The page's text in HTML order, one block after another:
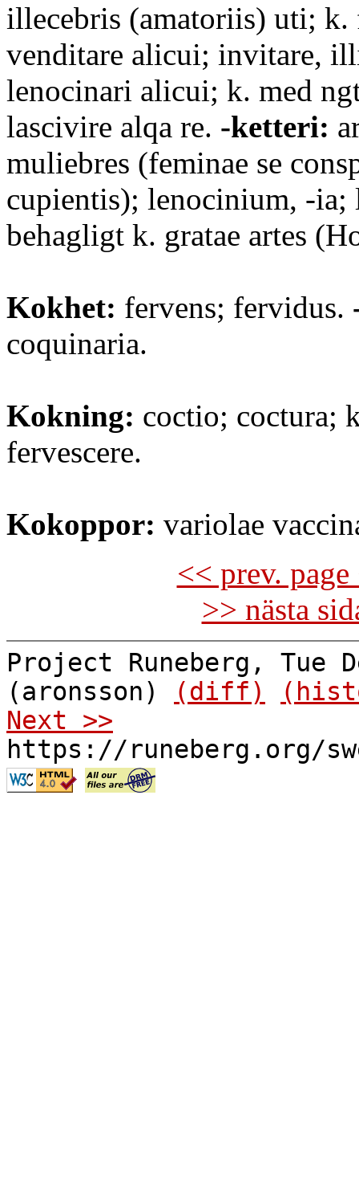
illecebris (amatoriis) uti; k.
venditare alicui; invitare,
lenocinari alicui; k. med
lascivire alqa re. -ketteri:
muliebres (feminae se
cupientis); lenocinium, -ia;
behagligt k. gratae artes
Kokhet: fervens; fervidus.
coquinaria.
Kokning: coctio; coctura;
fervescere.
Kokoppor: variolae
<< prev.
>> nästa
Project Runeberg, Tue
(aronsson)
(diff)
Next >>
https://runeberg.org/